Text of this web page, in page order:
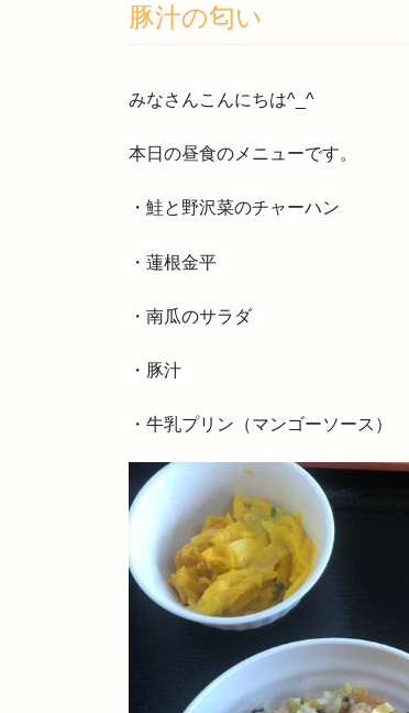
豚汁の匂い
みなさんこんにちは^_^
本日の昼食のメニューです。
・鮭と野沢菜のチャーハン
・蓮根金平
・南瓜のサラダ
・豚汁
・牛乳プリン（マンゴーソース）